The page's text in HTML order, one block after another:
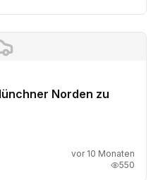
Norden zu
vor 10 Monaten
550